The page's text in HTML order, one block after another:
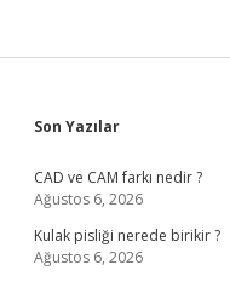
Sidebar
Son Yazılar
CAD ve CAM farkı nedir ?
Ağustos 6, 2026
Kulak pisliği nerede birikir ?
Ağustos 6, 2026